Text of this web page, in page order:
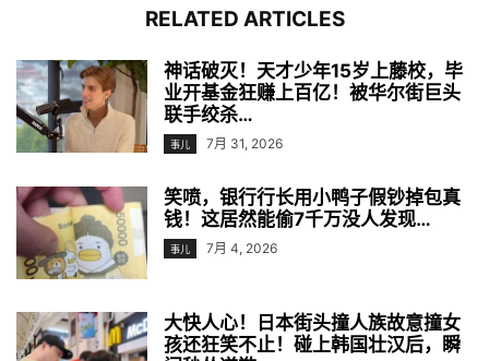
RELATED ARTICLES
神话破灭！天才少年15岁上藤校，毕
业开基金狂赚上百亿！被华尔街巨头
联手绞杀…
事儿 7月 31, 2026
笑喷，银行行长用小鸭子假钞掉包真
钱！这居然能偷7千万没人发现…
事儿 7月 4, 2026
大快人心！日本街头撞人族故意撞女
孩还狂笑不止！碰上韩国壮汉后，瞬